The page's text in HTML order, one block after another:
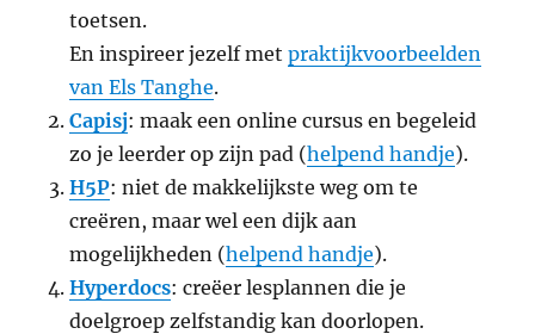
toetsen.
En inspireer jezelf metpraktijkvoorbeelden
van Els Tanghe.
Capisj: maak een online cursus en begeleid
zo je leerder op zijn pad (helpend handje).
H5P: niet de makkelijkste weg om te
creëren, maar wel een dijk aan
mogelijkheden (helpend handje).
Hyperdocs: creëer lesplannen die je
doelgroep zelfstandig kan doorlopen.